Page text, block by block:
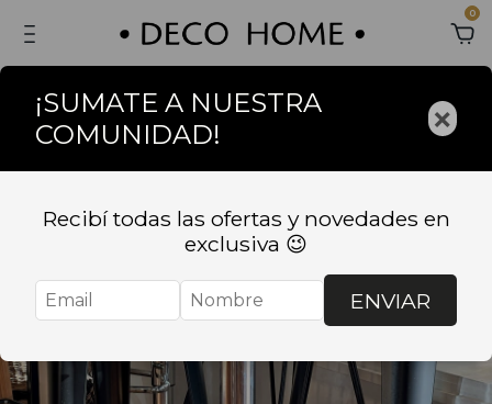
0
¡SUMATE A NUESTRA
COMUNIDAD!
×
Recibí todas las ofertas y novedades en
exclusiva 😉
ENVIAR